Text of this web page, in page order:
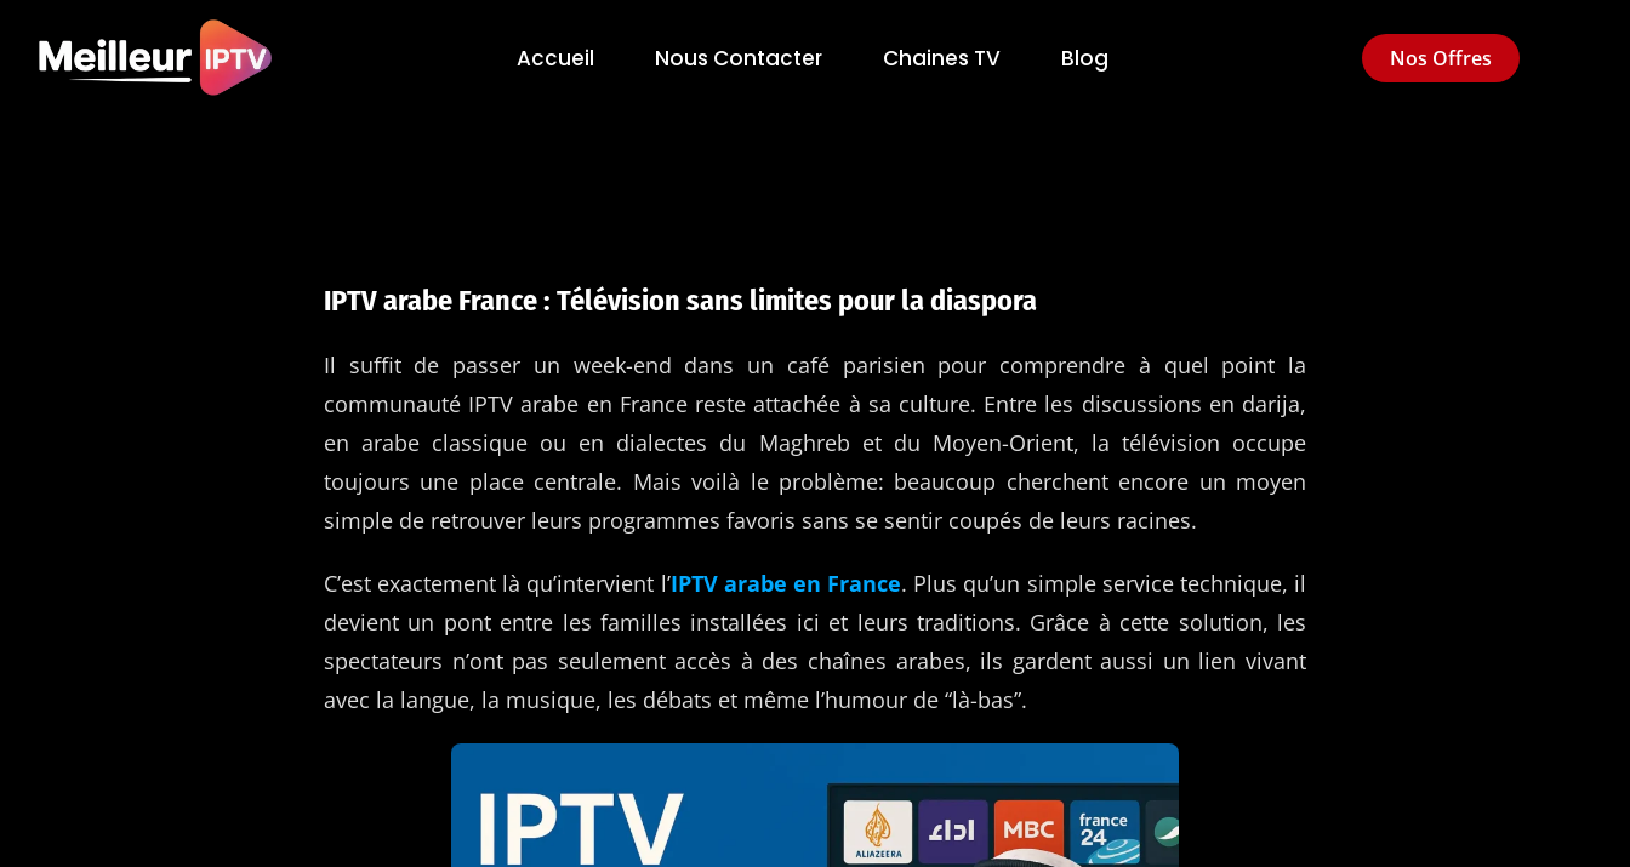
content
Accueil Nous Contacter Chaines TV Blog Nos Offres
IPTV arabe France : Télévision sans limites pour la diaspora
Il suffit de passer un week-end dans un café parisien pour comprendre à quel point la
communauté IPTV arabe en France reste attachée à sa culture. Entre les discussions en darija,
en arabe classique ou en dialectes du Maghreb et du Moyen-Orient, la télévision occupe
toujours une place centrale. Mais voilà le problème: beaucoup cherchent encore un moyen
simple de retrouver leurs programmes favoris sans se sentir coupés de leurs racines.
C’est exactement là qu’intervient l’IPTV arabe en France. Plus qu’un simple service technique, il
devient un pont entre les familles installées ici et leurs traditions. Grâce à cette solution, les
spectateurs n’ont pas seulement accès à des chaînes arabes, ils gardent aussi un lien vivant
avec la langue, la musique, les débats et même l’humour de “là-bas”.